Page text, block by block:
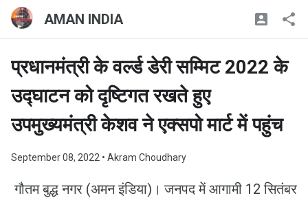
AMAN INDIA
प्रधानमंत्री के वर्ल्ड डेरी सम्मिट 2022 के
उद्घाटन को दृष्टिगत रखते हुए
उपमुख्यमंत्री केशव ने एक्सपो मार्ट में पहुंच
September 08, 2022 • Akram Choudhary
गौतम बुद्ध नगर (अमन इंडिया)। जनपद में आगामी 12 सितंबर